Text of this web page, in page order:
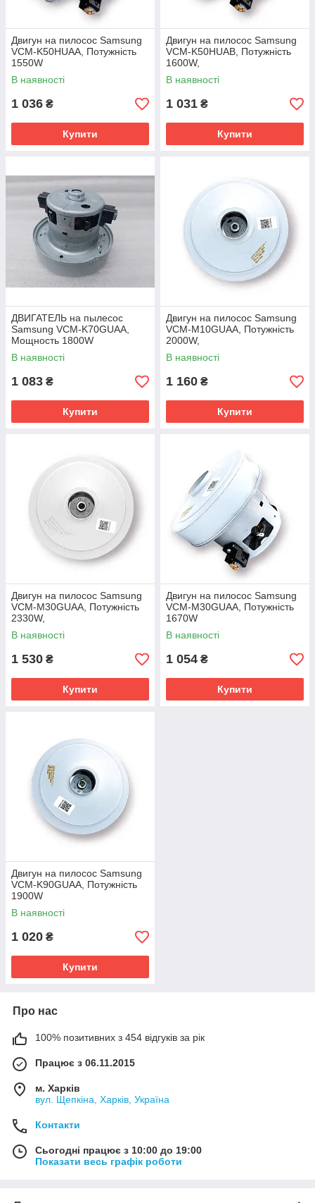
Двигун на пилосос Samsung
VCM-K50HUAA, Потужність
1550W
В наявності
1 036 ₴
Купити
Двигун на пилосос Samsung
VCM-K50HUAB, Потужність
1600W,
В наявності
1 031 ₴
Купити
ДВИГАТЕЛЬ на пылесос
Samsung VCM-K70GUAA,
Мощность 1800W
В наявності
1 083 ₴
Купити
Двигун на пилосос Samsung
VCM-M10GUAA, Потужність
2000W,
В наявності
1 160 ₴
Купити
Двигун на пилосос Samsung
VCM-M30GUAA, Потужність
2330W,
В наявності
1 530 ₴
Купити
Двигун на пилосос Samsung
VCM-M30GUAA, Потужність
1670W
В наявності
1 054 ₴
Купити
Двигун на пилосос Samsung
VCM-K90GUAA, Потужність
1900W
В наявності
1 020 ₴
Купити
Про нас
100% позитивних з 454 відгуків за рік
Працює з 06.11.2015
м. Харків
вул. Щепкіна, Харків, Україна
Контакти
Сьогодні працює з 10:00 до 19:00
Показати весь графік роботи